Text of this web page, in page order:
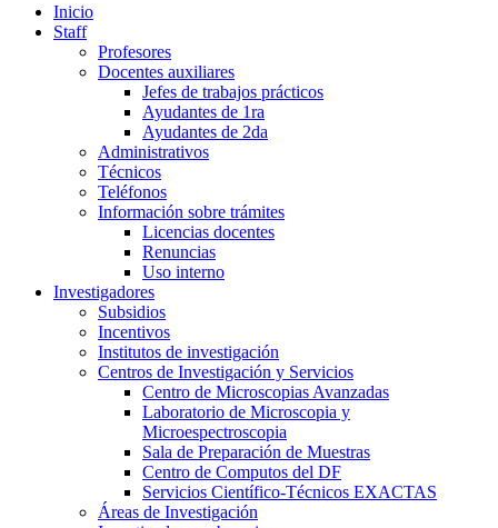
Inicio
Staff
Profesores
Docentes auxiliares
Jefes de trabajos prácticos
Ayudantes de 1ra
Ayudantes de 2da
Administrativos
Técnicos
Teléfonos
Información sobre trámites
Licencias docentes
Renuncias
Uso interno
Investigadores
Subsidios
Incentivos
Institutos de investigación
Centros de Investigación y Servicios
Centro de Microscopias Avanzadas
Laboratorio de Microscopia y
Microespectroscopia
Sala de Preparación de Muestras
Centro de Computos del DF
Servicios Científico-Técnicos EXACTAS
Áreas de Investigación